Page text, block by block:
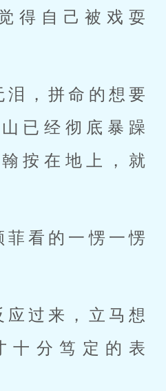
得自己被戏耍
泪，拼命的想要
已经彻底暴躁
按在地上，就
菲看的一愣一愣
应过来，立马想
十分笃定的表